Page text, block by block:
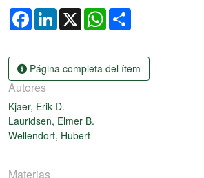
FacebookLinkedIn
X WhatsApp
Página completa del ítem
Autores
Kjaer, Erik D.
Lauridsen, Elmer B.
Wellendorf, Hubert
Materias